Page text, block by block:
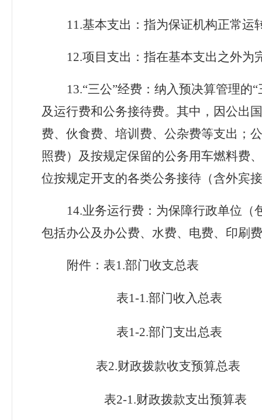
11.基本支出：指为保证机构正常
12.项目支出：指在基本支出之外
13.“三公”经费：纳入预决算管理的“
及运行费和公务接待费。其中，因公出
费、伙食费、培训费、公杂费等支出；
照费）及按规定保留的公务用车燃料费
位按规定开支的各类公务接待（含外宾
14.业务运行费：为保障行政单位
包括办公及办公费、水费、电费、印刷
附件：表1.部门收支总表
表1-1.部门收入总表
表1-2.部门支出总表
表2.财政拨款收支预算总表
表2-1.财政拨款支出预算表